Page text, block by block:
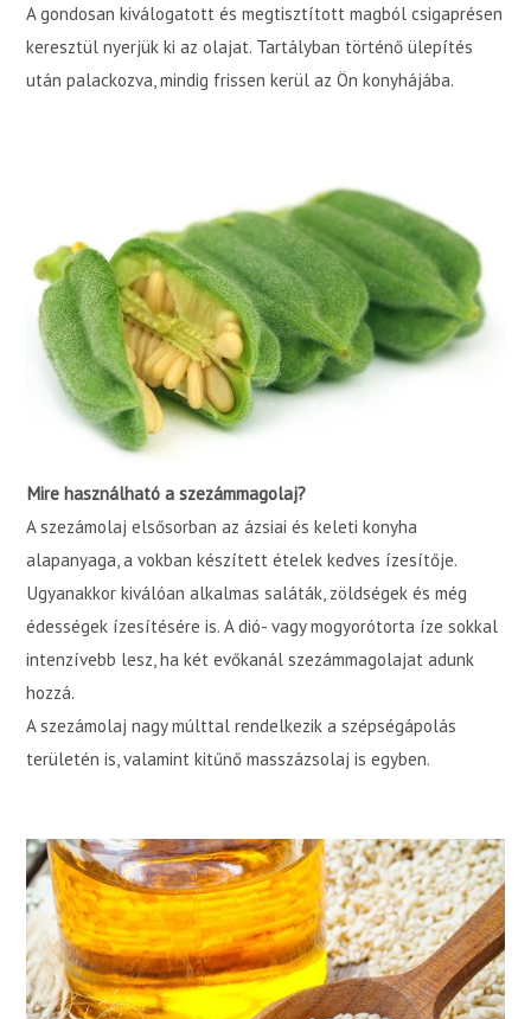
A gondosan kiválogatott és megtisztított magból csigaprésen
keresztül nyerjük ki az olajat. Tartályban történő ülepítés
után palackozva, mindig frissen kerül az Ön konyhájába.
Mire használható a szezámmagolaj?
A szezámolaj elsősorban az ázsiai és keleti konyha
alapanyaga, a vokban készített ételek kedves ízesítője.
Ugyanakkor kiválóan alkalmas saláták, zöldségek és még
édességek ízesítésére is. A dió- vagy mogyorótorta íze sokkal
intenzívebb lesz, ha két evőkanál szezámmagolajat adunk
hozzá.
A szezámolaj nagy múlttal rendelkezik a szépségápolás
területén is, valamint kitűnő masszázsolaj is egyben.